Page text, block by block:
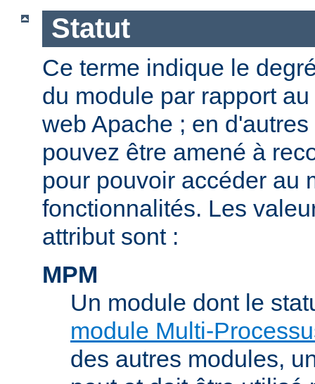
Statut
Ce terme indique le
du module par rapport
web Apache ; en
pouvez être amené à
pour pouvoir accéder au
fonctionnalités. Les
attribut sont :
MPM
Un module dont le
module Multi-
des autres modules,